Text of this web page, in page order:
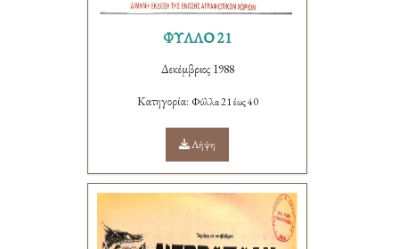
ΦΥΛΛΟ 21
Δεκέμβριος 1988
Κατηγορία: Φύλλα 21 έως 40
Λήψη